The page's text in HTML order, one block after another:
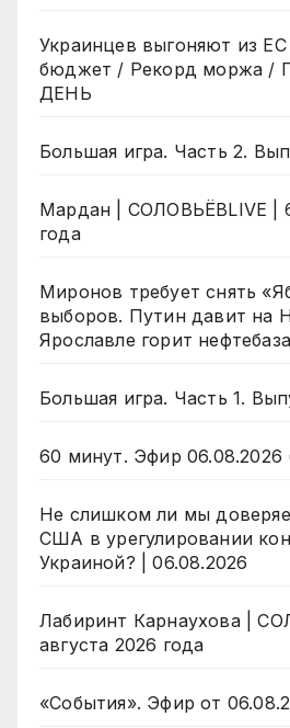
Украинцев выгоняют из
бюджет / Рекорд моржа /
ДЕНЬ
Большая игра. Часть 2.
Мардан | СОЛОВЬЁВLIVE |
года
Миронов требует снять
выборов. Путин давит на
Ярославле горит нефтебаза
Большая игра. Часть 1.
60 минут. Эфир 06.08.2026
Не слишком ли мы
США в урегулировании
Украиной? | 06.08.2026
Лабиринт Карнаухова |
августа 2026 года
«События». Эфир от